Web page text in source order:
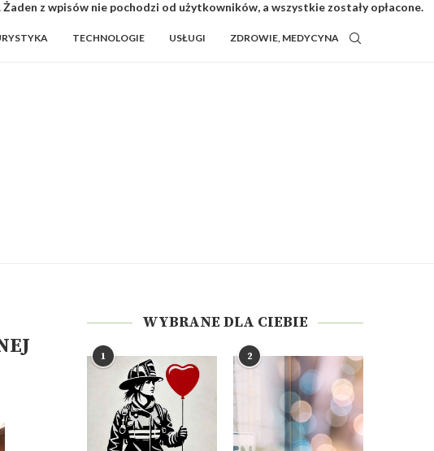
z wpisów nie pochodzi od użytkowników, a wszystkie zostały opłacone.
TECHNOLOGIE USŁUGI ZDROWIE, MEDYCYNA
WYBRANE DLA CIEBIE
1 2